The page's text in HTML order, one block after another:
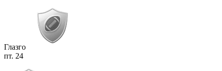
Глазго
пт. 24